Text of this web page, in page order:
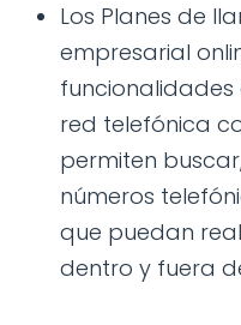
Los Planes de
empresarial
funcionalidades
red telefónica
permiten
números
que puedan
dentro y fuera